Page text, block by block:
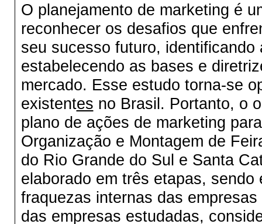
O planejamento de marketing é
reconhecer os desafios que
seu sucesso futuro,
estabelecendo as bases e
mercado. Esse estudo torna-se
existentes no Brasil. Portanto, o
plano de ações de marketing
Organização e Montagem de
do Rio Grande do Sul e Santa
elaborado em três etapas,
fraquezas internas das
das empresas estudadas,